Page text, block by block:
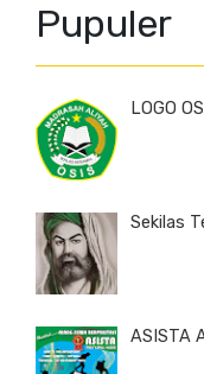
Pupuler
LOGO
Sekilas
ASISTA